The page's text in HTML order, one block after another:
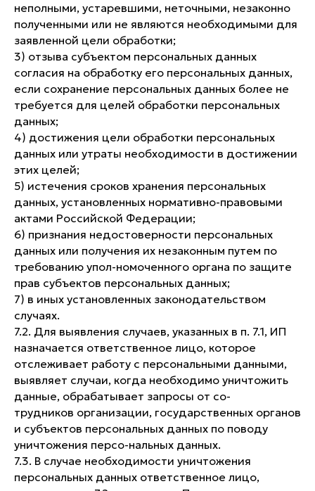
неполными, устаревшими, неточными, незаконно
полученными или не являются необходимыми для
заявленной цели обработки;
3) отзыва субъектом персональных данных
согласия на обработку его персональных данных,
если сохранение персональных данных более не
требуется для целей обработки персональных
данных;
4) достижения цели обработки персональных
данных или утраты необходимости в достижении
этих целей;
5) истечения сроков хранения персональных
данных, установленных нормативно-правовыми
актами Российской Федерации;
6) признания недостоверности персональных
данных или получения их незаконным путем по
требованию упол-номоченного органа по защите
прав субъектов персональных данных;
7) в иных установленных законодательством
случаях.
7.2. Для выявления случаев, указанных в п. 7.1, ИП
назначается ответственное лицо, которое
отслеживает работу с персональными данными,
выявляет случаи, когда необходимо уничтожить
данные, обрабатывает запросы от со-
трудников организации, государственных органов
и субъектов персональных данных по поводу
уничтожения персо-нальных данных.
7.3. В случае необходимости уничтожения
персональных данных ответственное лицо,